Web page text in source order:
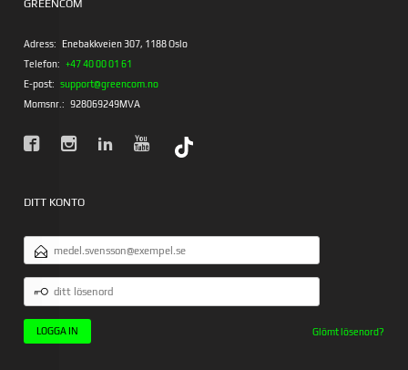
GREENCOM
Adress: Enebakkveien 307, 1188 Oslo
Telefon: +47 40 00 01 61
E-post: support@greencom.no
Momsnr.: 928069249MVA
DITT KONTO
E-
POSTADRESS
LÖSENORD
Glömt lösenord?